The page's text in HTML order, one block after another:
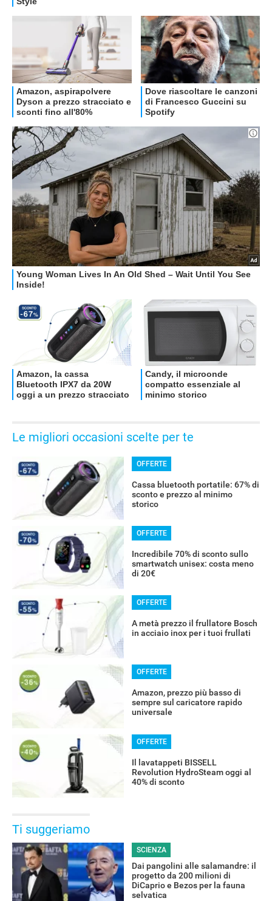
RECENSIONI
Le migliori occasioni scelte per te
OFFERTE
Cassa bluetooth portatile: 67% di
sconto e prezzo al minimo
storico
OFFERTE
Incredibile 70% di sconto sullo
smartwatch unisex: costa meno
di 20€
OFFERTE
A metà prezzo il frullatore Bosch
in acciaio inox per i tuoi frullati
OFFERTE
Amazon, prezzo più basso di
sempre sul caricatore rapido
universale
OFFERTE
Il lavatappeti BISSELL
Revolution HydroSteam oggi al
40% di sconto
Ti suggeriamo
SCIENZA
Dai pangolini alle salamandre: il
progetto da 200 milioni di
DiCaprio e Bezos per la fauna
selvatica